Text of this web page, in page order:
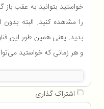
خواستید بتوانید به عقب باز
را مشاهده کنید. البته
بدید. یعنی همین طور این
و هر زمانی که خواستید
اشتراک گذاری